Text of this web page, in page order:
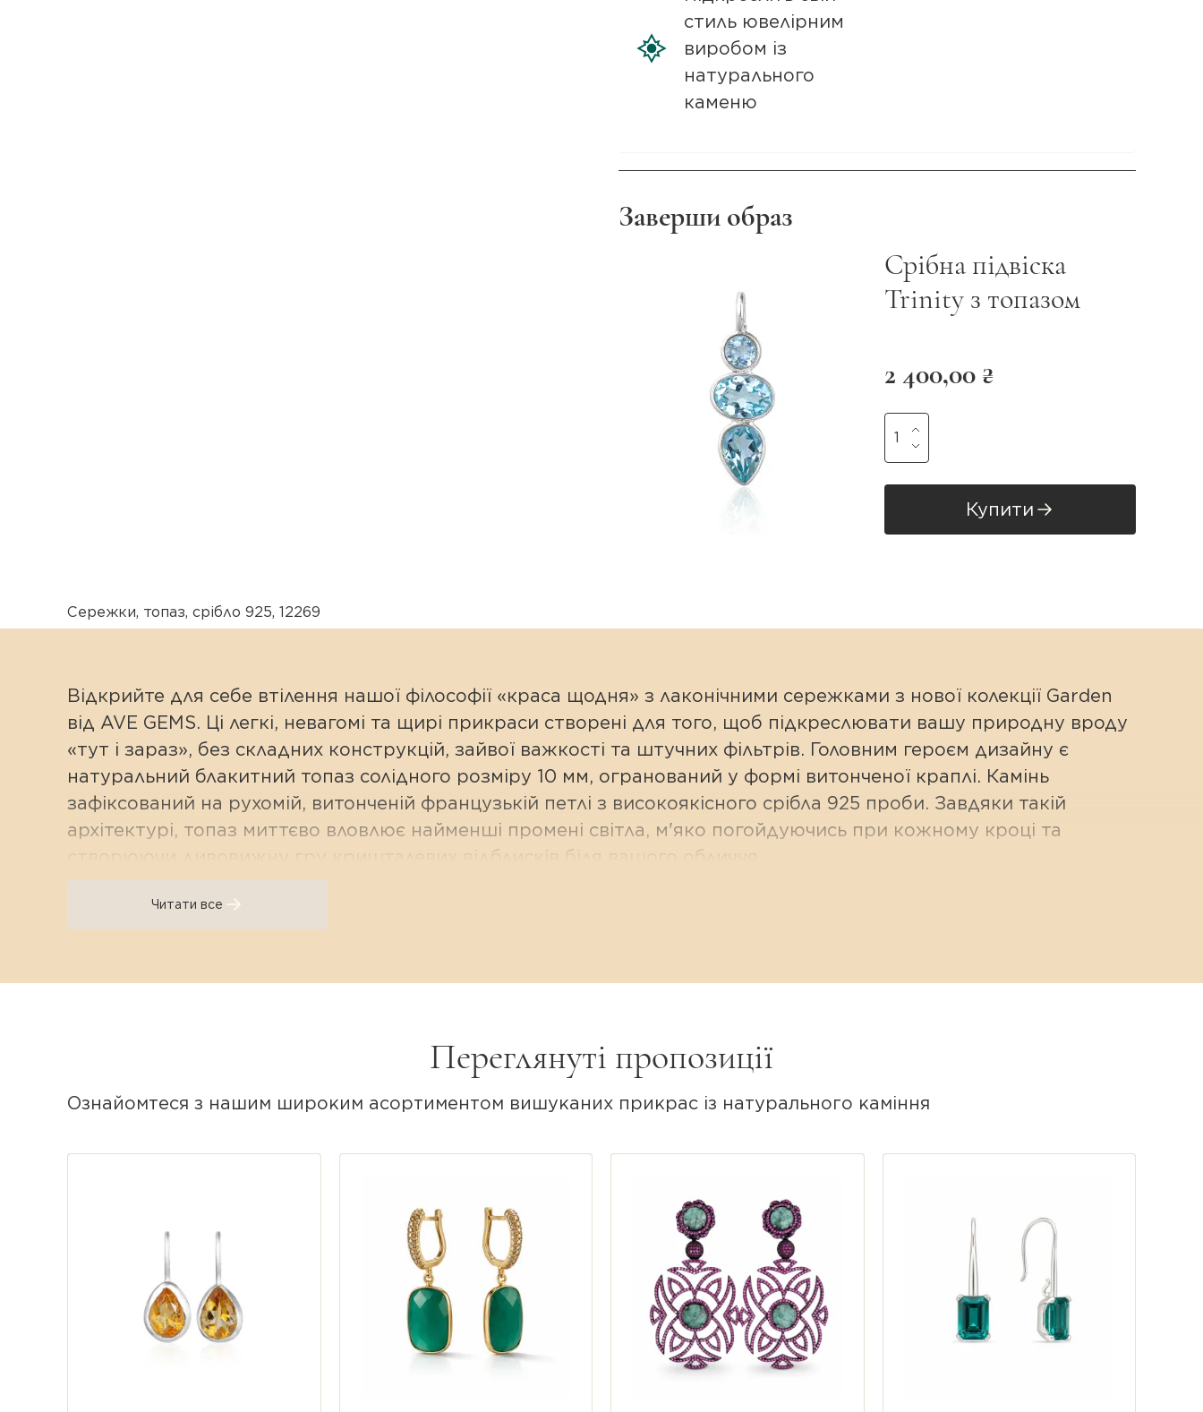
стиль ювелірним
виробом із
натурального
каменю
Заверши образ
Срібна підвіска
Trinity з топазом
2 400,00 ₴
Купити
Сережки, топаз, срібло 925, 12269
Відкрийте для себе втілення нашої філософії «краса щодня» з лаконічними сережками з нової колекції Garden
від AVE GEMS. Ці легкі, невагомі та щирі прикраси створені для того, щоб підкреслювати вашу природну вроду
«тут і зараз», без складних конструкцій, зайвої важкості та штучних фільтрів. Головним героєм дизайну є
натуральний блакитний топаз солідного розміру 10 мм, огранований у формі витонченої краплі. Камінь
зафіксований на рухомій, витонченій французькій петлі з високоякісного срібла 925 проби. Завдяки такій
архітектурі, топаз миттєво вловлює найменші промені світла, м'яко погойдуючись при кожному кроці та
створюючи дивовижну гру кришталевих відблисків біля вашого обличчя.
Лаконічність, чистота кольору та щоденний комфорт:
Головний акцент на мінерал: Дизайн повністю звільнений від масивних металевих елементів, дозволяючи
Унікальний характер: Оскільки кожен мінерал створений природою, відтінок та внутрішня структура топазу
Вставка: Натуральний блакитний топаз.
Форма вставки: Витончена крапля.
Розмір вставки: 10 мм.
Довжина виробу: 2 см.
Тип застібки: Французька петля (рухома та невагома).
Особливість: Живий природний відтінок каменю, мінімалістичний дизайн.
Читати все
Переглянуті пропозиції
Ознайомтеся з нашим широким асортиментом вишуканих прикрас із натурального каміння